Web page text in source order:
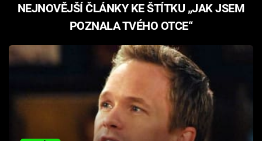
Témata
Seriály
Hry
NEJNOVĚJŠÍ ČLÁNKY KE ŠTÍTKU „JAK JSEM
POZNALA TVÉHO OTCE“